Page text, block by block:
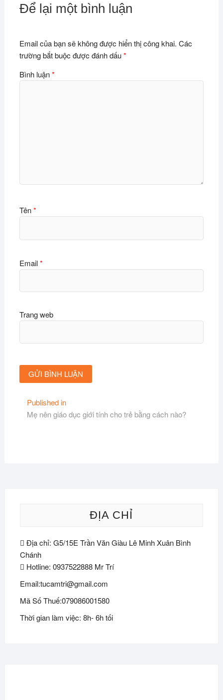
Để lại một bình luận
Email của bạn sẽ không được hiển thị công khai. Các
trường bắt buộc được đánh dấu*
Bình luận*
Tên*
Email*
Trang web
Điều
hướng
Published in
Mẹ nên giáo dục giới tính cho trẻ bằng cách nào?
ĐỊA CHỈ
Địa chỉ: G5/15E Trần Văn Giàu Lê Minh Xuân Bình
Chánh
Hotline: 0937522888 Mr Trí
Email:tucamtri@gmail.com
Mã Số Thuế:079086001580
Thời gian làm việc: 8h- 6h tối